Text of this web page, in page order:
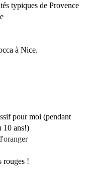
typiques de Provence
à Nice.
pour moi (pendant
10 ans!)
rouges !